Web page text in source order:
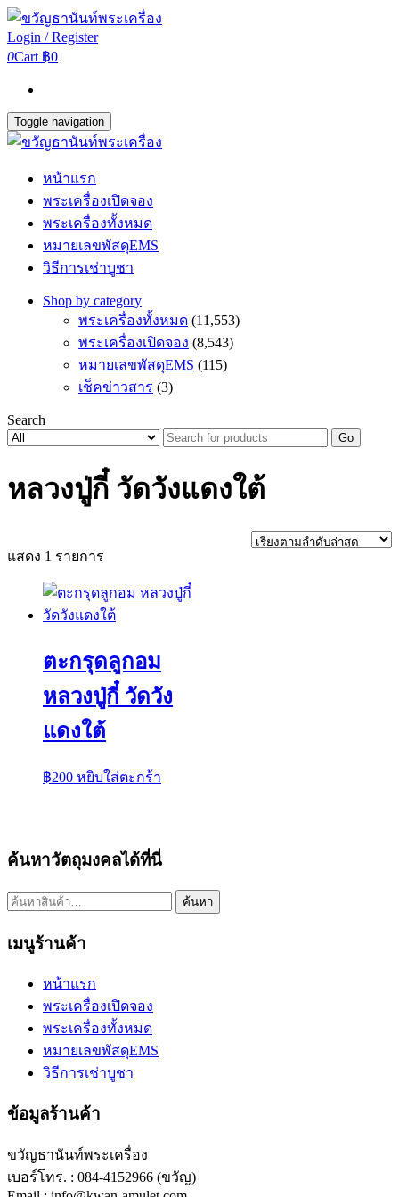
Login / Register
0Cart ฿0
Toggle navigation
หน้าแรก
พระเครื่องเปิดจอง
พระเครื่องทั้งหมด
หมายเลขพัสดุEMS
วิธีการเช่าบูชา
Shop by category
พระเครื่องทั้งหมด (11,553)
พระเครื่องเปิดจอง (8,543)
หมายเลขพัสดุEMS (115)
เช็คข่าวสาร (3)
Search
Go
หลวงปู่กี๋ วัดวังแดงใต้
แสดง 1 รายการ
ตะกรุดลูกอม
หลวงปู่กี๋ วัดวัง
แดงใต้
฿200 หยิบใส่ตะกร้า
ค้นหาวัตถุมงคลได้ที่นี่
ค้นหา: ค้นหา
เมนูร้านค้า
หน้าแรก
พระเครื่องเปิดจอง
พระเครื่องทั้งหมด
หมายเลขพัสดุEMS
วิธีการเช่าบูชา
ข้อมูลร้านค้า
ขวัญธานันท์พระเครื่อง
เบอร์โทร. : 084-4152966 (ขวัญ)